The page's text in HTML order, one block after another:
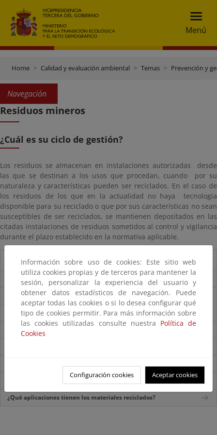
Menú
Home Calidad y evaluación ambiental Temas Prevención y
Navegación
Residuos mineros
¿Cuál es su ciclo de gestión?
Los residuos se almacenan en instalaciones autorizadas desde
las que se destinan a los usos que procedan, cuando por su
naturaleza y características pueden ser reciclados. En el caso de
los residuos de los que en la actualidad no haya tecnología
disponible para su reciclado o que por sus características no sean
susceptibles de ser reciclados, se mantienen depositados en las
citadas instalaciones de residuos sometidos al control y vigilancia
durante el plazo establecido en la normativa aplicable.
Residuos Mineros
¿Qué son los residuos de las industrias extractivas?
¿Dónde se generan?
¿Qué características tienen?
¿Por qué se deben gestionar adecuadamente?
¿Qué aplicaciones tienen los materiales reciclados?
Información sobre uso de cookies: Este sitio web
utiliza cookies propias y de terceros para mantener la
sesión, personalizar la experiencia del usuario y
obtener datos estadísticos de navegación. Puede
aceptar todas las cookies o si lo desea configurar qué
tipo de cookies permitir. Para más información sobre
las cookies utilizadas consulte nuestra Política de
Cookies
Configuración cookies Aceptar cookies